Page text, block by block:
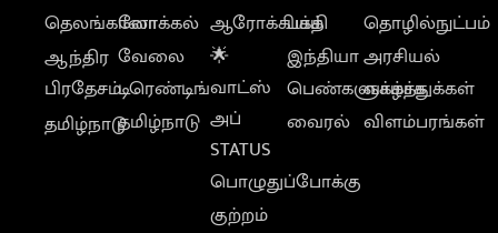
தெலங்கானா
ஆந்திர
பிரதேசம்
தமிழ்நாடு
லோக்கல்
வேலை
டிரெண்டிங்
தமிழ்நாடு
ஆரோக்கியம்
🌟
வாட்ஸ்
அப்
STATUS
பொழுதுப்போக்கு
குற்றம்
பக்தி
இந்தியா
பெண்களுக்காக
வைரல்
தொழில்நுட்பம்
அரசியல்
வாழ்த்துக்கள்
விளம்பரங்கள்